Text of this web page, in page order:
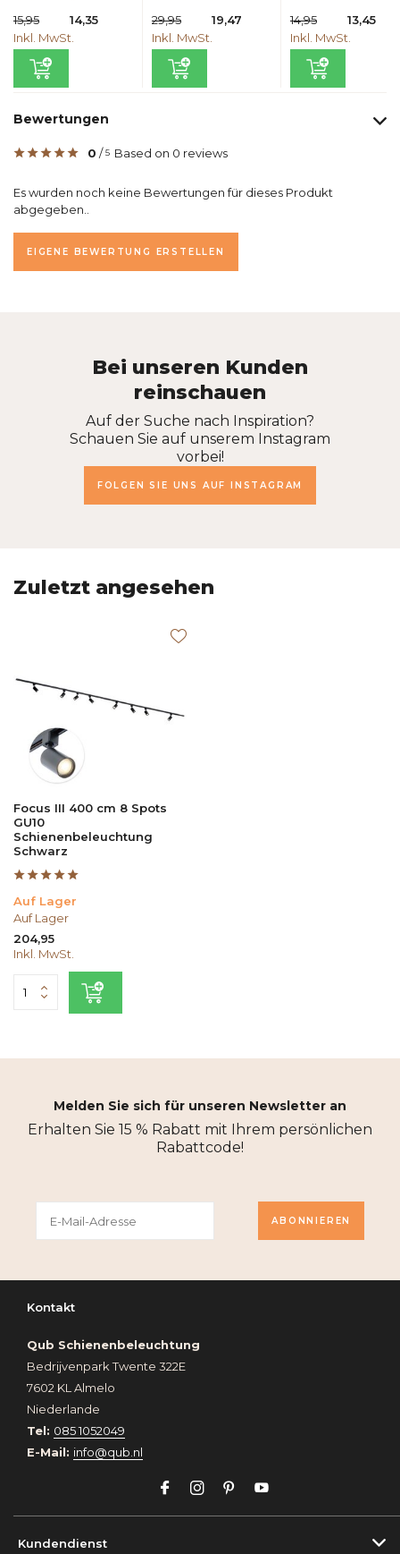
15,95
14,35
Inkl. MwSt.
29,95
19,47
Inkl. MwSt.
14,95
13,45
Inkl. MwSt.
Bewertungen
0 /5 Based on 0 reviews
Es wurden noch keine Bewertungen für dieses Produkt
abgegeben..
EIGENE BEWERTUNG ERSTELLEN
Bei unseren Kunden
reinschauen
Auf der Suche nach Inspiration?
Schauen Sie auf unserem Instagram
vorbei!
FOLGEN SIE UNS AUF INSTAGRAM
Zuletzt angesehen
Focus III 400 cm 8 Spots
GU10
Schienenbeleuchtung
Schwarz
Auf Lager
Auf Lager
204,95
Inkl. MwSt.
Melden Sie sich für unseren Newsletter an
Erhalten Sie 15 % Rabatt mit Ihrem persönlichen
Rabattcode!
ABONNIEREN
Kontakt
Qub Schienenbeleuchtung
Bedrijvenpark Twente 322E
7602 KL Almelo
Niederlande
Tel: 085 1052049
E-Mail: info@qub.nl
Kundendienst